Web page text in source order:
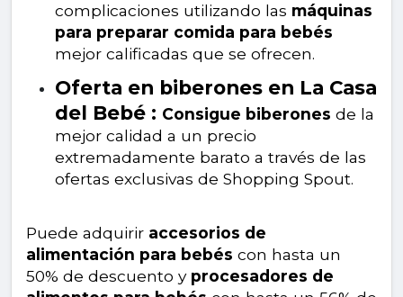
complicaciones utilizando las máquinas
para preparar comida para bebés
mejor calificadas que se ofrecen.
Oferta en biberones en La Casa
del Bebé : Consigue biberones de la
mejor calidad a un precio
extremadamente barato a través de las
ofertas exclusivas de Shopping Spout.
Puede adquirir accesorios de
alimentación para bebés con hasta un
50% de descuento y procesadores de